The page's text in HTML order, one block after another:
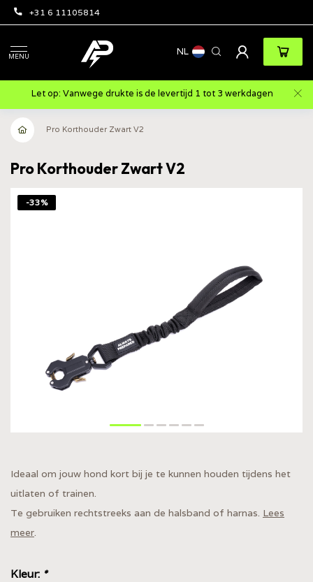
+31 6 11105814
MENU NL
Let op: Vanwege drukte is de levertijd 1 tot 3 werkdagen
Pro Korthouder Zwart V2
Pro Korthouder Zwart V2
-33%
Ideaal om jouw hond kort bij je te kunnen houden tijdens het
uitlaten of trainen.
Te gebruiken rechtstreeks aan de halsband of harnas. Lees
meer.
Kleur: *